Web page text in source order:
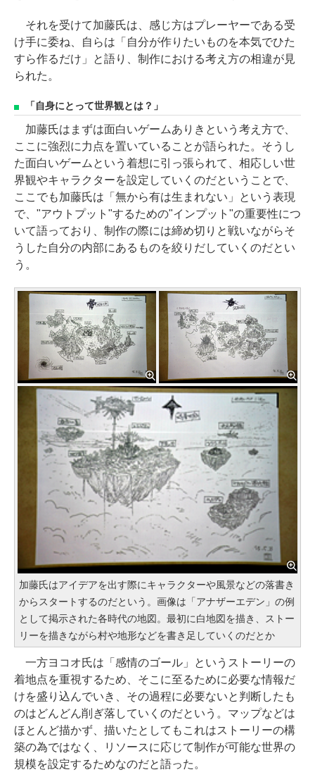
それを受けて加藤氏は、感じ方はプレーヤーである受
け手に委ね、自らは「自分が作りたいものを本気でひた
すら作るだけ」と語り、制作における考え方の相違が見
られた。
「自身にとって世界観とは？」
加藤氏はまずは面白いゲームありきという考え方で、
ここに強烈に力点を置いていることが語られた。そうし
た面白いゲームという着想に引っ張られて、相応しい世
界観やキャラクターを設定していくのだということで、
ここでも加藤氏は「無から有は生まれない」という表現
で、"アウトプット"するための"インプット"の重要性につ
いて語っており、制作の際には締め切りと戦いながらそ
うした自分の内部にあるものを絞りだしていくのだとい
う。
加藤氏はアイデアを出す際にキャラクターや風景などの落書き
からスタートするのだという。画像は「アナザーエデン」の例
として掲示された各時代の地図。最初に白地図を描き、ストー
リーを描きながら村や地形などを書き足していくのだとか
一方ヨコオ氏は「感情のゴール」というストーリーの
着地点を重視するため、そこに至るために必要な情報だ
けを盛り込んでいき、その過程に必要ないと判断したも
のはどんどん削ぎ落していくのだという。マップなどは
ほとんど描かず、描いたとしてもこれはストーリーの構
築の為ではなく、リソースに応じて制作が可能な世界の
規模を設定するためなのだと語った。